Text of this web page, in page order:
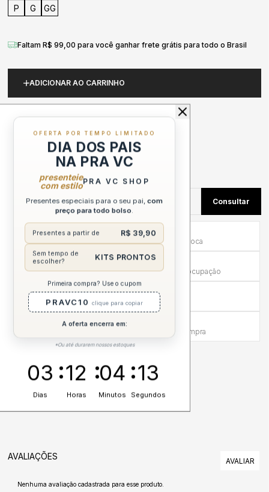
P G GG
ADICIONAR AO CARRINHO
Faltam R$ 99,00 para você ganhar frete grátis para todo o Brasil
PEDIDO VIA WHATSAPP
Primeira Troca Grátis
Frete por nossa conta na primeira troca
Troca em até 30 dias
Mais tempo para experimentar sem preocupação
Compra sem Risco
7 dias para reembolso integral
Atendimento Humanizado
Via WhatsApp antes e depois da compra
DESCRIÇÃO COMPLETA
AVALIAÇÕES
Nenhuma avaliação cadastrada para esse produto.
OFERTA POR TEMPO LIMITADO
DIA DOS PAIS
NA PRA VC
presenteie
com estiloPRA VC SHOP
Presentes especiais para o seu pai, com
preço para todo bolso.
Presentes a partir de R$ 39,90
Sem tempo de
escolher?
KITS PRONTOS
Primeira compra? Use o cupom
PRAVC10 clique para copiar
A oferta encerra em:
*Ou até durarem nossos estoques
03
Dias
12
Horas
04
Minutos
13
Segundos